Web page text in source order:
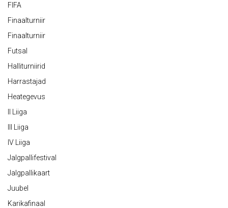
FIFA
Finaalturniir
Finaalturniir
Futsal
Halliturniirid
Harrastajad
Heategevus
II Liiga
III Liiga
IV Liiga
Jalgpallifestival
Jalgpallikaart
Juubel
Karikafinaal